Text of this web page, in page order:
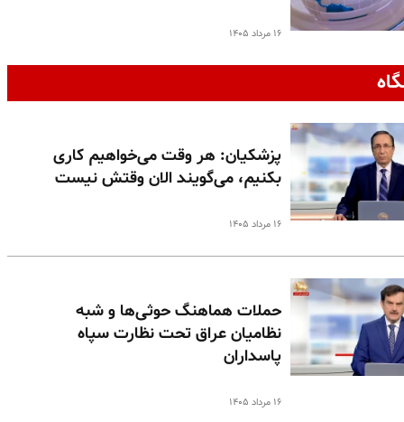
۱۶ مرداد ۱۴۰۵
پزشکیان: هر وقت می‌خواهیم کاری
بکنیم، می‌گویند الان وقتش نیست
۱۶ مرداد ۱۴۰۵
حملات هماهنگ حوثی‌ها و شبه
نظامیان عراق تحت نظارت سپاه
پاسداران
۱۶ مرداد ۱۴۰۵